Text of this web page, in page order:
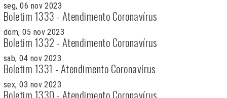
seg, 06 nov 2023
Boletim 1333 - Atendimento Coronavírus
dom, 05 nov 2023
Boletim 1332 - Atendimento Coronavírus
sab, 04 nov 2023
Boletim 1331 - Atendimento Coronavírus
sex, 03 nov 2023
Boletim 1330 - Atendimento Coronavírus